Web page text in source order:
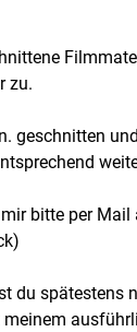
zu.
geschnitten
bitte per Mail
du spätestens